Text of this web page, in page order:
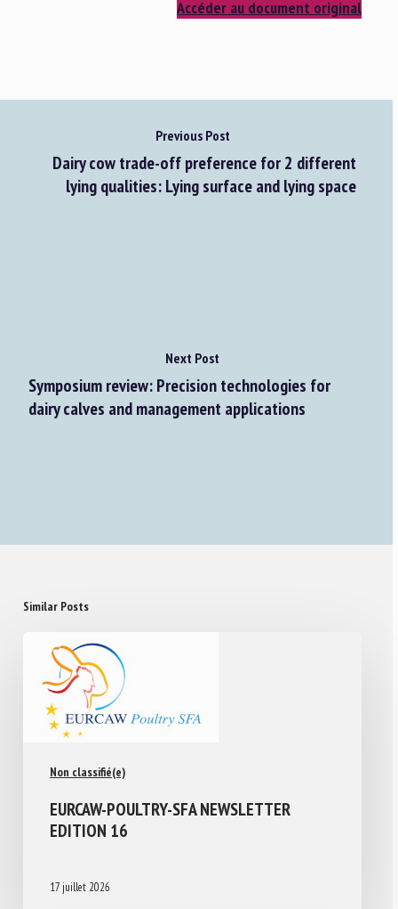
Accéder au document original
Previous Post
Dairy cow trade-off preference for 2 different
lying qualities: Lying surface and lying space
Next Post
Symposium review: Precision technologies for
dairy calves and management applications
Similar Posts
Non classifié(e)
EURCAW-POULTRY-SFA NEWSLETTER
EDITION 16
17 juillet 2026